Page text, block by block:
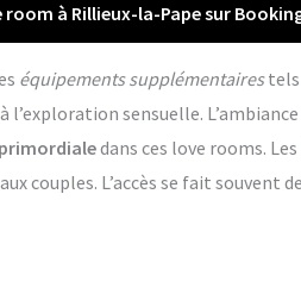
room à Rillieux-la-Pape sur
équipements supplémentairestels
l’exploration sensuelle.
dans ces love rooms.
L’accès se fait souvent